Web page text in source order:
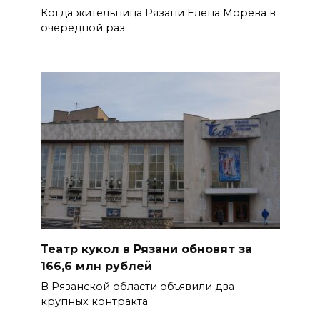
Когда жительница Рязани Елена Морева в
очередной раз
Театр кукол в Рязани обновят за
166,6 млн рублей
В Рязанской области объявили два
крупных контракта